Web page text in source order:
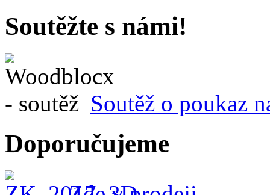
Soutěžte s námi!
Soutěž o poukaz
Doporučujeme